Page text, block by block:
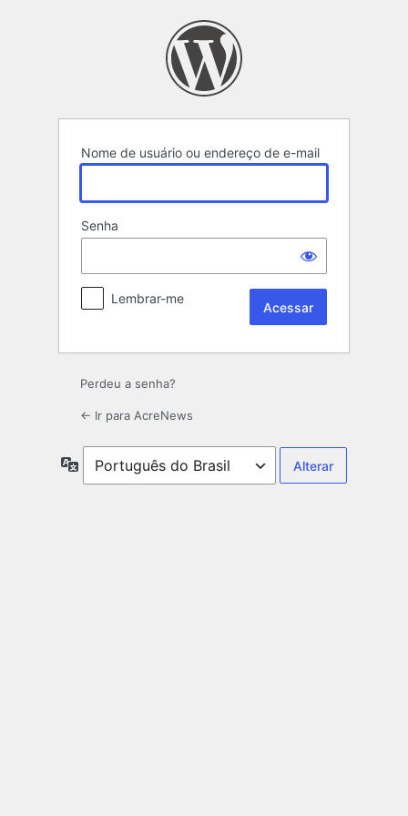
Nome de usuário ou endereço de e-mail
Senha
Lembrar-me
Perdeu a senha?
← Ir para AcreNews
Idioma